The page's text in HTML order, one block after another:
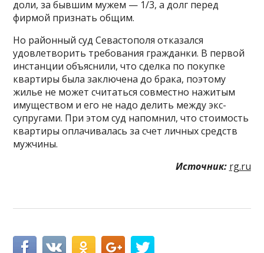
доли, за бывшим мужем — 1/3, а долг перед
фирмой признать общим.
Но районный суд Севастополя отказался
удовлетворить требования гражданки. В первой
инстанции объяснили, что сделка по покупке
квартиры была заключена до брака, поэтому
жилье не может считаться совместно нажитым
имуществом и его не надо делить между экс-
супругами. При этом суд напомнил, что стоимость
квартиры оплачивалась за счет личных средств
мужчины.
Источник: rg.ru